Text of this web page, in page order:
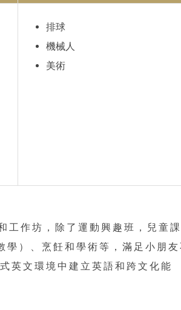
排球
機械人
美術
作坊，除了運動興趣班，兒童
學）、烹飪和學術等，滿足小朋
英文環境中建立英語和跨文化能